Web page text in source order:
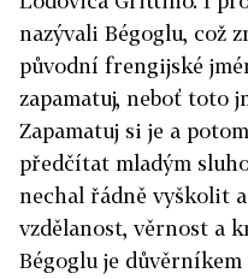
nazývali Bégoglu, což
původní frengijské
zapamatuj, neboť toto
Zapamatuj si je a
předčítat mladým
nechal řádně vyškolit
vzdělanost, věrnost a
Bégoglu je